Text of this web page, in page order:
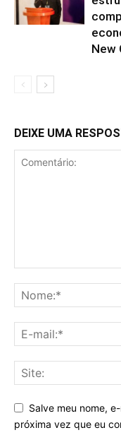
New
DEIXE UMA
Salve meu nome,
próxima vez que eu